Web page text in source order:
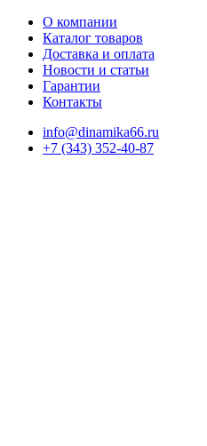
О компании
Каталог товаров
Доставка и оплата
Новости и статьи
Гарантии
Контакты
info@dinamika66.ru
+7 (343) 352-40-87